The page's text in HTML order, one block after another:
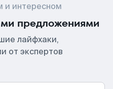
и интересном
предложениями
лайфхаки,
от экспертов